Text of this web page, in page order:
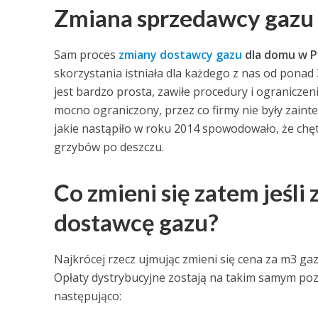
Zmiana sprzedawcy
Sam proces zmiany dostawcy gazu dla domu w
skorzystania istniała dla każdego z nas od
jest bardzo prosta, zawiłe procedury i
mocno ograniczony, przez co firmy nie były
jakie nastąpiło w roku 2014 spowodowało, że
grzybów po deszczu.
Co zmieni się zatem jeśli
dostawcę gazu?
Najkrócej rzecz ujmując zmieni się cena za m3
Opłaty dystrybucyjne zostają na takim samym
następująco: